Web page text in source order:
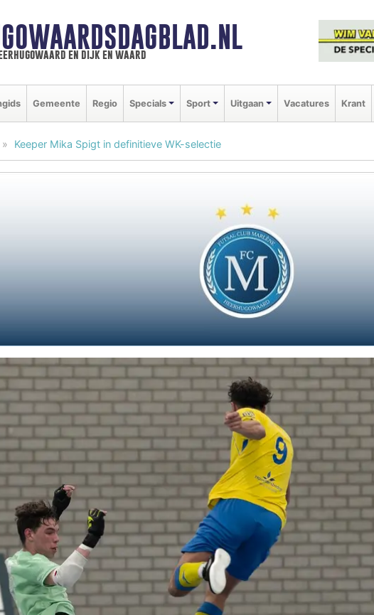
en dijk en waard
Gemeente Regio Specials Sport Uitgaan Vacatures Krant
Keeper Mika Spigt in definitieve WK-selectie